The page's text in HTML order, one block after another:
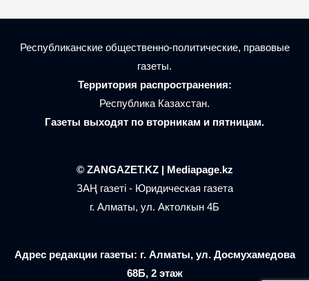
Республиканские общественно-политические, правовые
газеты.
Территория распространения:
Республика Казахстан.
Газеты выходят по вторникам и пятницам.
© ZANGAZET.KZ | Mediapage.kz
ЗАҢ газеті - Юридическая газета
г. Алматы, ул. Актолкын 4Б
Адрес редакции газеты: г. Алматы, ул. Досмухамедова
68Б, 2 этаж